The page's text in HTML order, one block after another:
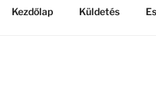
Kezdőlap Küldetés